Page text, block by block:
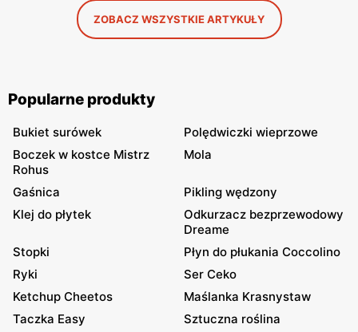
ZOBACZ WSZYSTKIE ARTYKUŁY
Popularne produkty
Bukiet surówek
Polędwiczki wieprzowe
Boczek w kostce Mistrz
Rohus
Mola
Gaśnica
Pikling wędzony
Klej do płytek
Odkurzacz bezprzewodowy
Dreame
Stopki
Płyn do płukania Coccolino
Ryki
Ser Ceko
Ketchup Cheetos
Maślanka Krasnystaw
Taczka Easy
Sztuczna roślina